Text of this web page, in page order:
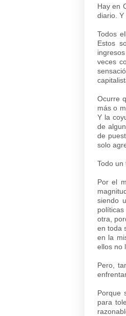
Hay en
diario. Y
Todos
Estos
veces
Ocurre
más o
Y la
de
de
solo
Todo un
Por el
siendo
otra,
en toda
en la
ellos no
Pero,
Porque
para